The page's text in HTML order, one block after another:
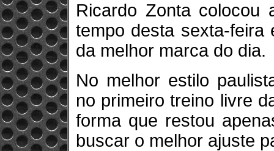
Ricardo Zonta colocou
tempo desta sexta-feira
da melhor marca do dia.
No melhor estilo
no primeiro treino livre
forma que restou
buscar o melhor ajuste